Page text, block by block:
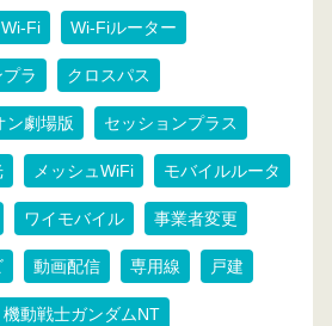
Wi-Fi Wi-Fiルーター
ラ クロスパス
ン劇場版 セッションプラス
メッシュWiFi モバイルルータ
ワイモバイル 事業者変更
動画配信 専用線 戸建
機動戦士ガンダムNT